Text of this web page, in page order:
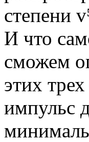
степени
И что
сможем
этих
импульс